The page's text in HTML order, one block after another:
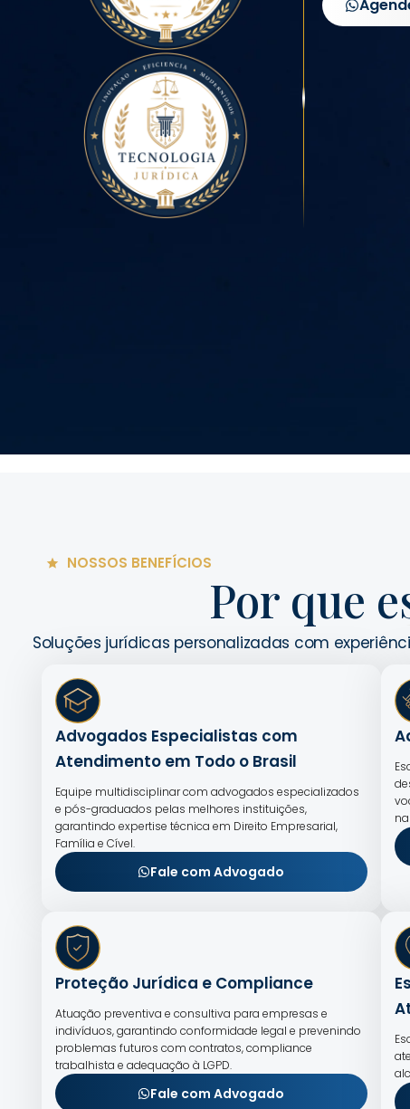
NOSSOS BENEFÍCIOS
Por que
Soluções jurídicas personalizadas com
Advogados Especialistas com
Atendimento em Todo o Brasil
Equipe multidisciplinar com advogados especializados
e pós-graduados pelas melhores instituições,
garantindo expertise técnica em Direito Empresarial,
Família e Cível.
Fale com Advogado
Proteção Jurídica e Compliance
Atuação preventiva e consultiva para empresas e
indivíduos, garantindo conformidade legal e prevenindo
problemas futuros com contratos, compliance
trabalhista e adequação à LGPD.
Fale com Advogado